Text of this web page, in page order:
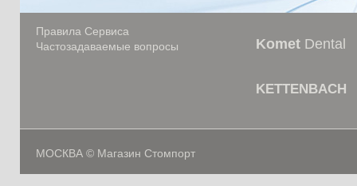
Правила Сервиса
Частозадаваемые вопросы
Komet Dental
KETTENBACH
МОСКВА © Магазин Стомпорт